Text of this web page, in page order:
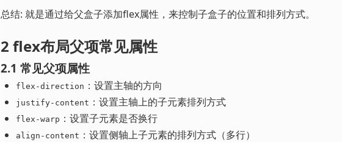
总结: 就是通过给父盒子添加flex属性，来控制子盒子的位置和排列方式。
2 flex布局父项常见属性
2.1 常见父项属性
flex-direction ：设置主轴的方向
justify-content ：设置主轴上的子元素排列方式
flex-warp ：设置子元素是否换行
align-content ：设置侧轴上子元素的排列方式（多行）